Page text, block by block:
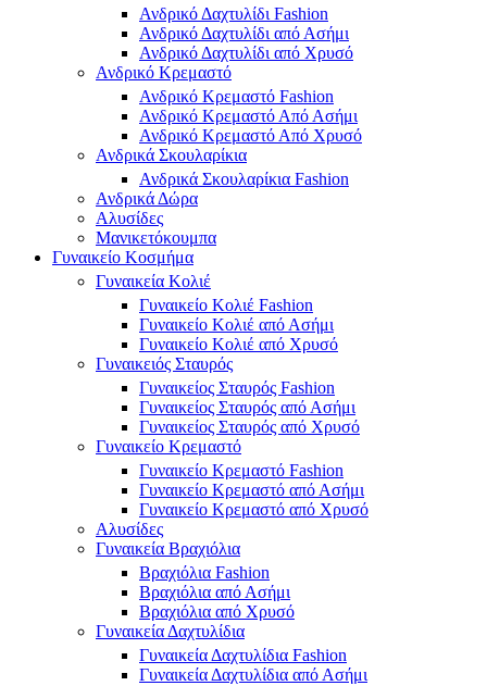
Ανδρικό Δαχτυλίδι Fashion
Ανδρικό Δαχτυλίδι από Ασήμι
Ανδρικό Δαχτυλίδι από Χρυσό
Ανδρικό Κρεμαστό
Ανδρικό Κρεμαστό Fashion
Ανδρικό Κρεμαστό Από Ασήμι
Ανδρικό Κρεμαστό Από Χρυσό
Ανδρικά Σκουλαρίκια
Ανδρικά Σκουλαρίκια Fashion
Ανδρικά Δώρα
Αλυσίδες
Μανικετόκουμπα
Γυναικείο Κοσμήμα
Γυναικεία Κολιέ
Γυναικείο Κολιέ Fashion
Γυναικείο Κολιέ από Ασήμι
Γυναικείο Κολιέ από Χρυσό
Γυναικειός Σταυρός
Γυναικείος Σταυρός Fashion
Γυναικείος Σταυρός από Ασήμι
Γυναικείος Σταυρός από Χρυσό
Γυναικείο Κρεμαστό
Γυναικείο Κρεμαστό Fashion
Γυναικείο Κρεμαστό από Ασήμι
Γυναικείο Κρεμαστό από Χρυσό
Αλυσίδες
Γυναικεία Βραχιόλια
Βραχιόλια Fashion
Βραχιόλια από Ασήμι
Βραχιόλια από Χρυσό
Γυναικεία Δαχτυλίδια
Γυναικεία Δαχτυλίδια Fashion
Γυναικεία Δαχτυλίδια από Ασήμι